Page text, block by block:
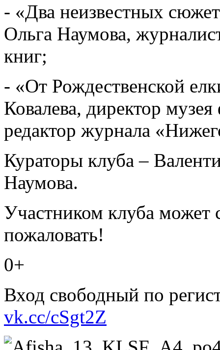
- «Два неизвестных
Ольга Наумова,
книг;
- «От Рождественской
Ковалева, директор
редактор журнала
Кураторы клуба –
Наумова.
Участником клуба
пожаловать!
0+
Вход свободный по
vk.cc/cSgt2Z